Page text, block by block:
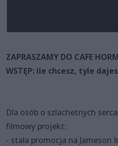
ZAPRASZAMY DO CAFE
WSTĘP: ile chcesz, tyle
Dla osób o szlachetnych
filmowy projekt:
- stała promocja na Jameson